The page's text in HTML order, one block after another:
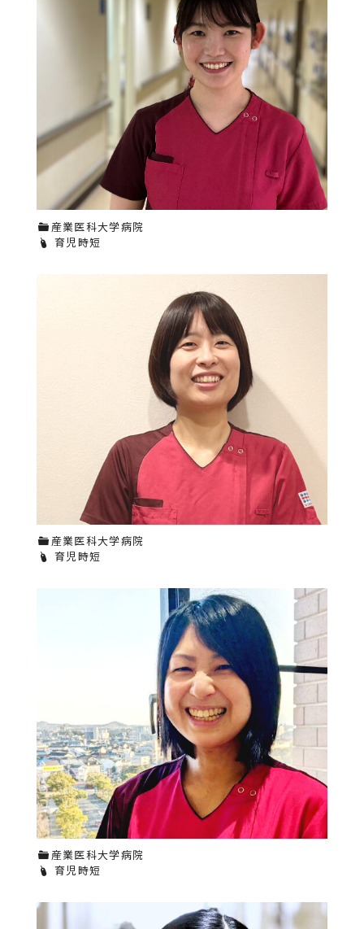
産業医科大学病院
育児時短
産業医科大学病院
育児時短
産業医科大学病院
育児時短